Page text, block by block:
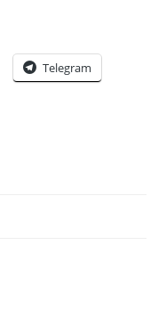
Telegram